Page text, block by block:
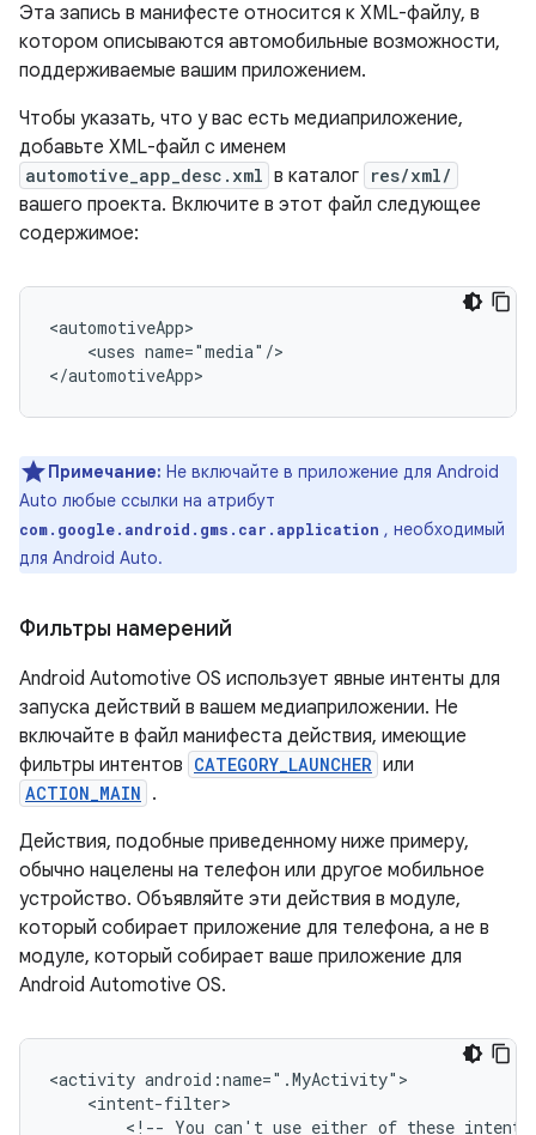
Эта запись в манифесте относится к XML-файлу, в
котором описываются автомобильные возможности,
поддерживаемые вашим приложением.
Чтобы указать, что у вас есть медиаприложение,
добавьте XML-файл с именем
automotive_app_desc.xml в каталог res/xml/
вашего проекта. Включите в этот файл следующее
содержимое:
<uses name="media"/>
Примечание: Не включайте в приложение для Android
Auto любые ссылки на атрибут
com.google.android.gms.car.application , необходимый
для Android Auto.
Фильтры намерений
Android Automotive OS использует явные интенты для
запуска действий в вашем медиаприложении. Не
включайте в файл манифеста действия, имеющие
фильтры интентов CATEGORY_LAUNCHER или
ACTION_MAIN .
Действия, подобные приведенному ниже примеру,
обычно нацелены на телефон или другое мобильное
устройство. Объявляйте эти действия в модуле,
который собирает приложение для телефона, а не в
модуле, который собирает ваше приложение для
Android Automotive OS.
<activity
<!-- You can't use either of these intents